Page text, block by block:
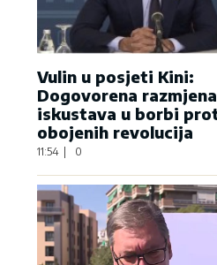
Vulin u posjeti Kini:
Dogovorena razmjena
iskustava u borbi
obojenih revolucija
11:54 0